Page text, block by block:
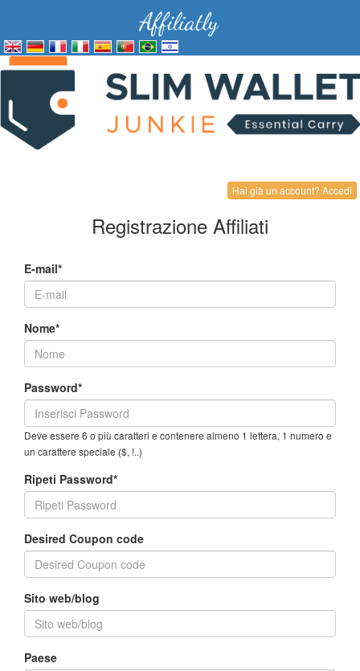
Hai già un account? Accedi
Registrazione Affiliati
E-mail*
Nome*
Password*
Deve essere 6 o più caratteri e contenere almeno 1 lettera, 1 numero e
un carattere speciale ($, !..)
Ripeti Password*
Desired Coupon code
Sito web/blog
Paese